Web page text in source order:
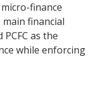
finance
financial
as the
while enforcing